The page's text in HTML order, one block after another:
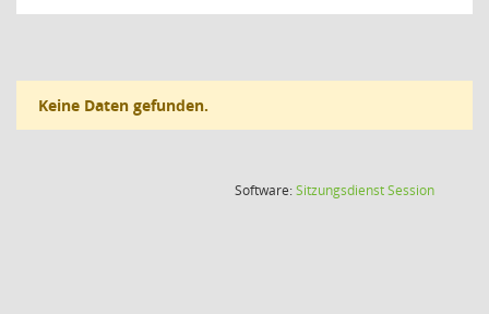
Keine Daten gefunden.
Software:SitzungsdienstSession(Wird in